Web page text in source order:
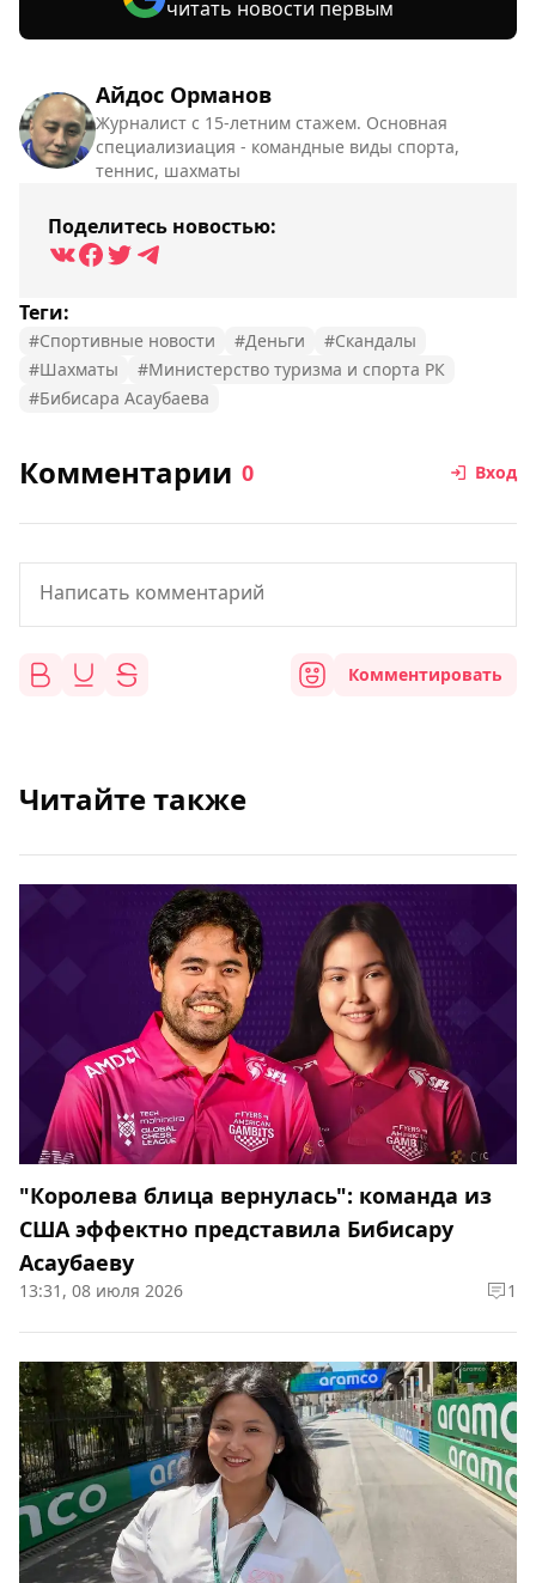
Айдос Орманов
Журналист с 15-летним стажем. Основная
специализиация - командные виды спорта,
теннис, шахматы
Поделитесь новостью:
Теги:
#Спортивные новости #Деньги
#Скандалы
#Шахматы
#Министерство туризма и спорта РК
#Бибисара Асаубаева
читать новости первым
Комментарии 0 Вход
Комментировать
Читайте также
"Королева блица вернулась": команда из
США эффектно представила Бибисару
Асаубаеву
13:31, 08 июля 2026 1